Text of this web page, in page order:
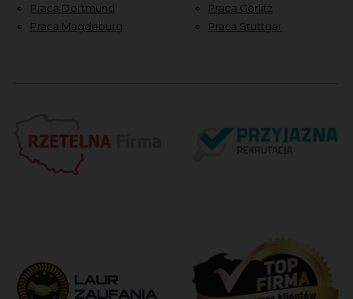
Praca Dortmund
Praca Magdeburg
Praca Görlitz
Praca Stuttgar